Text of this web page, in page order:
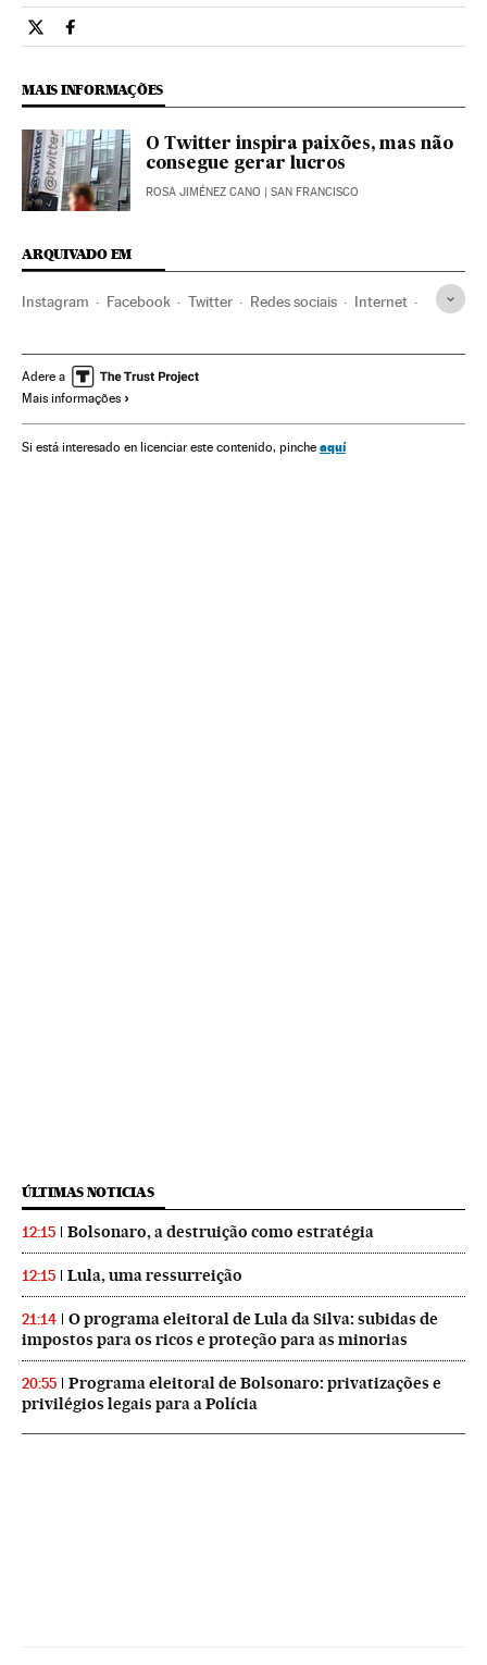
Tecnologia El País Brasil en Twitter
Tecnologia El País Brasil en Facebook
MAIS INFORMAÇÕES
O Twitter inspira paixões, mas não
consegue gerar lucros
ROSA JIMÉNEZ CANO | SAN FRANCISCO
ARQUIVADO EM
Instagram Facebook Twitter Redes sociais Internet
Telefonia celular multimídia
Informática
Telecomunicações Comunicações Mobilidade
Adere a
Mais informações
Si está interesado en licenciar este contenido, pinche aquí
ÚLTIMAS NOTICIAS
12:15 Bolsonaro, a destruição como estratégia
12:15 Lula, uma ressurreição
21:14
O programa eleitoral de Lula da Silva: subidas de
impostos para os ricos e proteção para as minorias
20:55
Programa eleitoral de Bolsonaro: privatizações e
privilégios legais para a Polícia